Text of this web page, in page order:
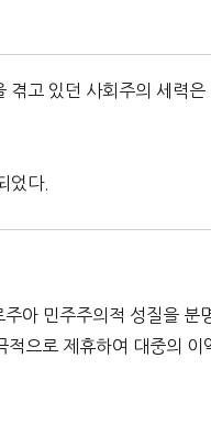
겪고 있던 사회주의 세력
었다.
아 민주주의적 성질을
으로 제휴하여 대중의